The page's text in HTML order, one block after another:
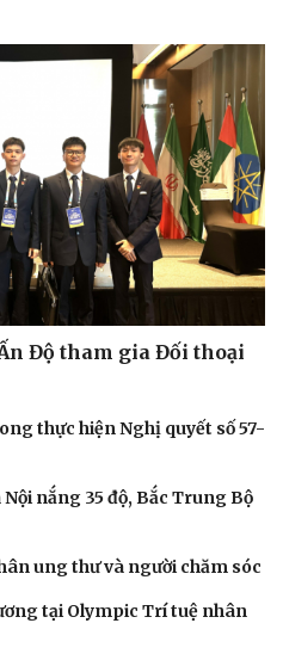
Giải trí
Nghệ sĩ
Thời trang
Sao Việt
Độ tham gia Đối thoại
thực hiện Nghị quyết số 57-
nắng 35 độ, Bắc Trung Bộ
ung thư và người chăm sóc
tại Olympic Trí tuệ nhân